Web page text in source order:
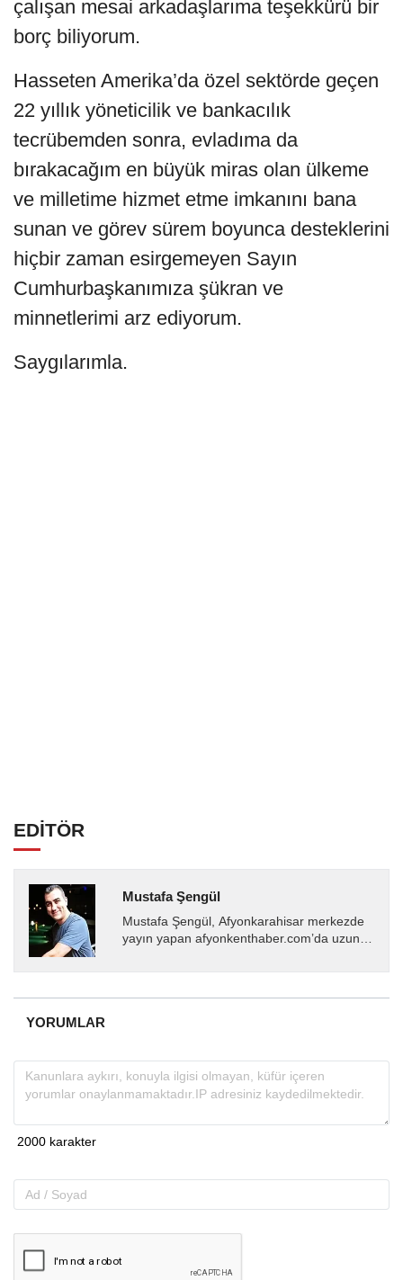
çalışan mesai arkadaşlarıma teşekkürü bir
borç biliyorum.
Hasseten Amerika’da özel sektörde geçen
22 yıllık yöneticilik ve bankacılık
tecrübemden sonra, evladıma da
bırakacağım en büyük miras olan ülkeme
ve milletime hizmet etme imkanını bana
sunan ve görev sürem boyunca desteklerini
hiçbir zaman esirgemeyen Sayın
Cumhurbaşkanımıza şükran ve
minnetlerimi arz ediyorum.
Saygılarımla.
EDİTÖR
Mustafa Şengül
Mustafa Şengül, Afyonkarahisar merkezde
yayın yapan afyonkenthaber.com’da uzun
almakta, haber akışı...
YORUMLAR